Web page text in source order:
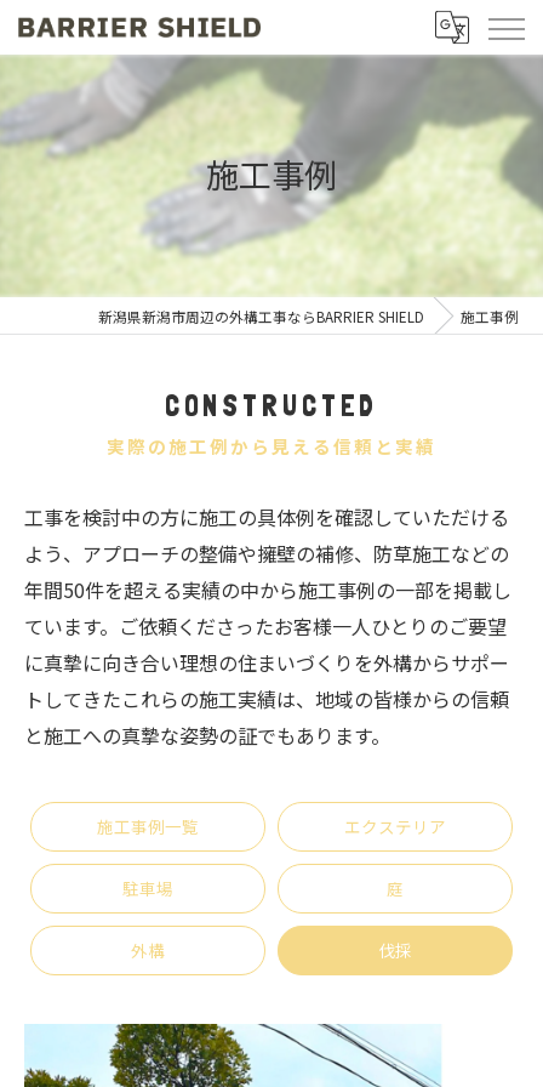
施工事例
新潟県新潟市周辺の外構工事ならBARRIER SHIELD 施工事例
CONSTRUCTED
実際の施工例から見える信頼と実績
工事を検討中の方に施工の具体例を確認していただける
よう、アプローチの整備や擁壁の補修、防草施工などの
年間50件を超える実績の中から施工事例の一部を掲載し
ています。ご依頼くださったお客様一人ひとりのご要望
に真摯に向き合い理想の住まいづくりを外構からサポー
トしてきたこれらの施工実績は、地域の皆様からの信頼
と施工への真摯な姿勢の証でもあります。
施工事例一覧 エクステリア
駐車場 庭
外構 伐採